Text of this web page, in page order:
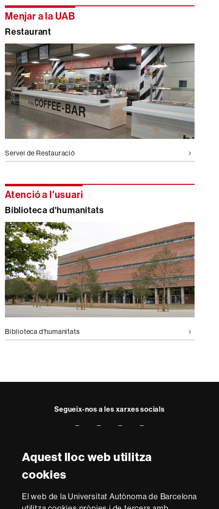
Aquest lloc web utilitza
cookies
El web de la Universitat Autònoma de Barcelona
Menjar a la UAB
Restaurant
Servei de Restauració
Atenció a l'usuari
Biblioteca d'humanitats
Biblioteca d'humanitats
Segueix-nos a les xarxes socials
Facebook
TwitterYouTube
Reconeixement internacional de l'excel·lència
in
Research